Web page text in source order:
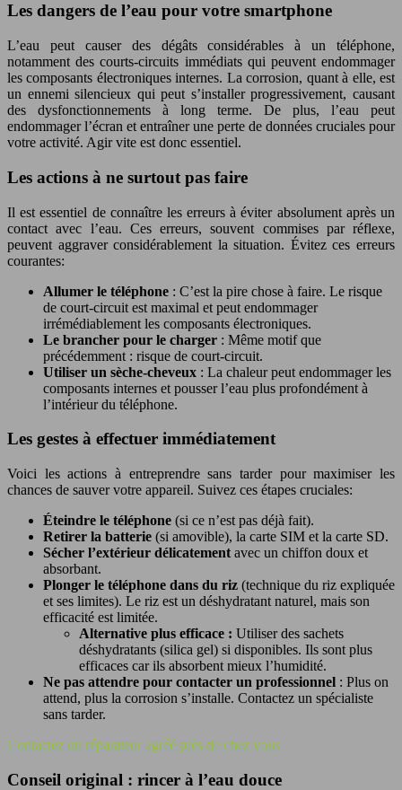
Les dangers de l’eau pour votre smartphone
L’eau peut causer des dégâts considérables à un téléphone,
notamment des courts-circuits immédiats qui peuvent endommager
les composants électroniques internes. La corrosion, quant à elle, est
un ennemi silencieux qui peut s’installer progressivement, causant
des dysfonctionnements à long terme. De plus, l’eau peut
endommager l’écran et entraîner une perte de données cruciales pour
votre activité. Agir vite est donc essentiel.
Les actions à ne surtout pas faire
Il est essentiel de connaître les erreurs à éviter absolument après un
contact avec l’eau. Ces erreurs, souvent commises par réflexe,
peuvent aggraver considérablement la situation. Évitez ces erreurs
courantes:
Allumer le téléphone : C’est la pire chose à faire. Le risque
de court-circuit est maximal et peut endommager
irrémédiablement les composants électroniques.
Le brancher pour le charger : Même motif que
précédemment : risque de court-circuit.
Utiliser un sèche-cheveux : La chaleur peut endommager les
composants internes et pousser l’eau plus profondément à
l’intérieur du téléphone.
Les gestes à effectuer immédiatement
Voici les actions à entreprendre sans tarder pour maximiser les
chances de sauver votre appareil. Suivez ces étapes cruciales:
Éteindre le téléphone (si ce n’est pas déjà fait).
Retirer la batterie (si amovible), la carte SIM et la carte SD.
Sécher l’extérieur délicatement avec un chiffon doux et
absorbant.
Plonger le téléphone dans du riz (technique du riz expliquée
et ses limites). Le riz est un déshydratant naturel, mais son
efficacité est limitée.
Alternative plus efficace : Utiliser des sachets
déshydratants (silica gel) si disponibles. Ils sont plus
efficaces car ils absorbent mieux l’humidité.
Ne pas attendre pour contacter un professionnel : Plus on
attend, plus la corrosion s’installe. Contactez un spécialiste
sans tarder.
Contactez un réparateur agréé près de chez vous
Conseil original : rincer à l’eau douce